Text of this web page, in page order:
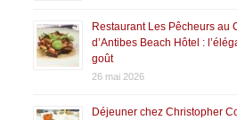
Restaurant Les Pêcheurs au
d’Antibes Beach Hôtel :
goût
26 mai 2026
Déjeuner chez Christopher